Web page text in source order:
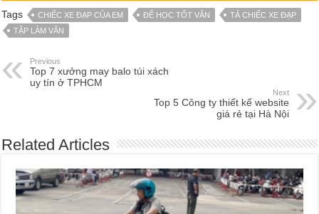
Tags CHIẾC XE ĐẠP CỦA EM ĐỂ HỌC TỐT VĂN
TẢ CHIẾC XE ĐẠP
TẬP LÀM VĂN
Previous
Top 7 xưởng may balo túi xách
uy tín ở TPHCM
Next
Top 5 Công ty thiết kế website
giá rẻ tại Hà Nội
Related Articles